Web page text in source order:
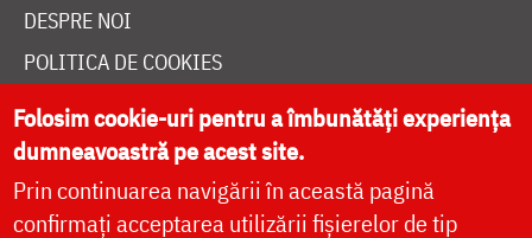
DESPRE NOI
POLITICA DE COOKIES
DONEAZĂ ONLINE PENTRU CATEDRALA NAȚIONALĂ
LIVE
Folosim cookie-uri pentru a îmbunătăți experiența
dumneavoastră pe acest site.
Prin continuarea navigării în această pagină
confirmați acceptarea utilizării fișierelor de tip